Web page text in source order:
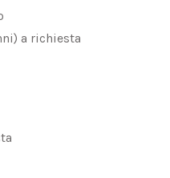
a richiesta